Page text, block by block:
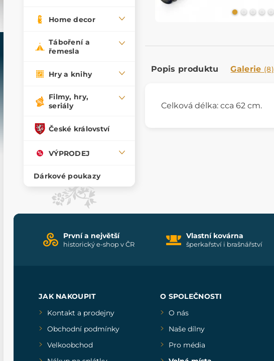
Home decor
Táboření a
řemesla
Hry a knihy
Filmy, hry,
seriály
České království
VÝPRODEJ
Dárkové poukazy
Popis produktu Galerie (8)
Celková délka: cca 62 cm.
První a největší
historický e-shop v ČR
Vlastní kovárna
šperkařství i brašnářství
JAK NAKOUPIT
Kontakt a prodejny
Obchodní podmínky
Velkoobchod
O SPOLEČNOSTI
O nás
Naše dílny
Pro média